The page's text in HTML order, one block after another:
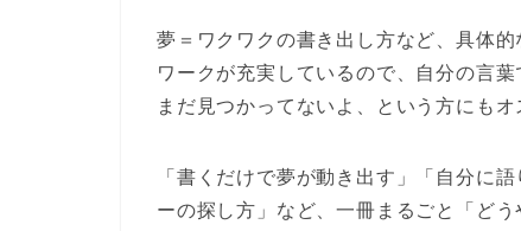
夢＝ワクワクの書き出し方など、具体
ワークが充実しているので、自分の言
まだ見つかってないよ、という方にも
「書くだけで夢が動き出す」「自分に
ーの探し方」など、一冊まるごと「ど